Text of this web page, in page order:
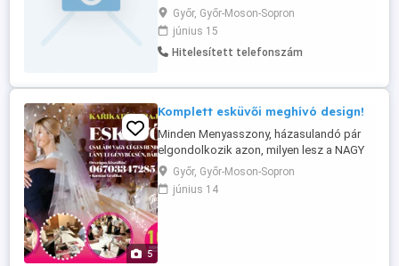
varrodát is, akár azonnali kezdéssel is. Ha
csak külföldi piacot keres, akkor abban is
segítségére tudunk lenni, bármely
országok területén, célirányosan is.
oldalunkon található, vagy ...
Győr, Győr-Moson-Sopron
június 15
Hitelesített telefonszám
5
Komplett esküvői meghívó design!
Minden Menyasszony, házasulandó pár
elgondolkozik azon, milyen lesz a NAGY
NAP, milyel szolgáltatók, milyen attrakciók
emelhetnék még jobban e csodás napjuk
fényét. Amennyiben tényleg egyedi és
Győr, Győr-Moson-Sopron
június 14